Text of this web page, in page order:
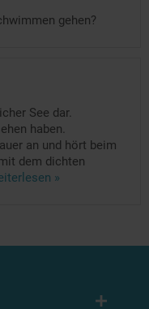
gehen?
See dar.
haben.
an und hört beim
dem dichten
»